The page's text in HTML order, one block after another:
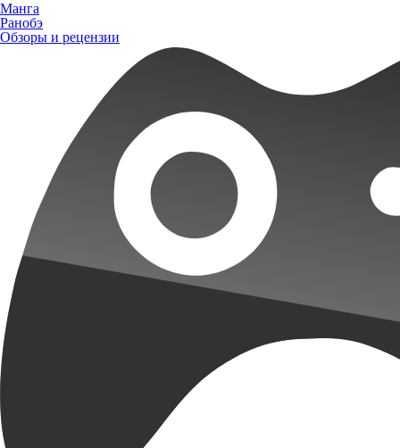
Манга
Ранобэ
Обзоры и рецензии